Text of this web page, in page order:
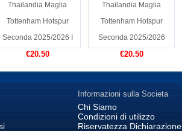
Thailandia Maglia
Tottenham Hotspur
Seconda 2025/2026 I
€20.50
Thailandia Maglia
Tottenham Hotspur
Seconda 2025/2026
€20.50
Informazioni sulla Societa
Chi Siamo
Condizioni di utilizzo
Riservatezza Dichiarazione